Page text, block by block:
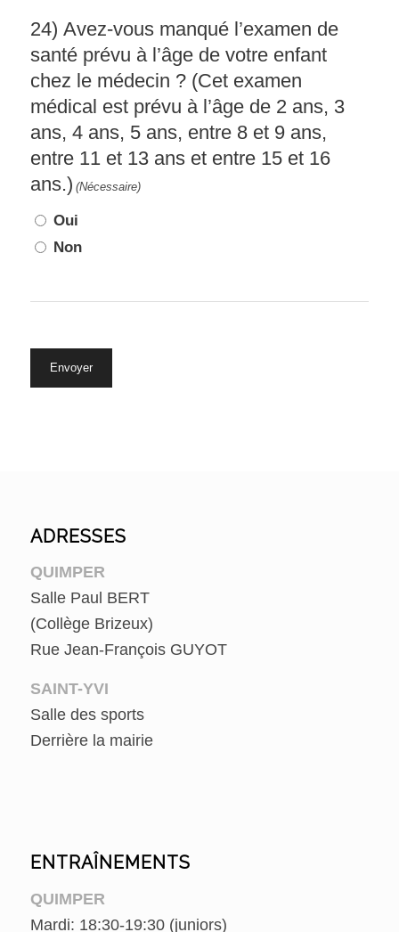
24) Avez-vous manqué l’examen de
santé prévu à l’âge de votre enfant
chez le médecin ? (Cet examen
médical est prévu à l’âge de 2 ans, 3
ans, 4 ans, 5 ans, entre 8 et 9 ans,
entre 11 et 13 ans et entre 15 et 16
ans.) (Nécessaire)
Oui
Non
ADRESSES
QUIMPER
Salle Paul BERT
(Collège Brizeux)
Rue Jean-François GUYOT
SAINT-YVI
Salle des sports
Derrière la mairie
ENTRAÎNEMENTS
QUIMPER
Mardi: 18:30-19:30 (juniors)